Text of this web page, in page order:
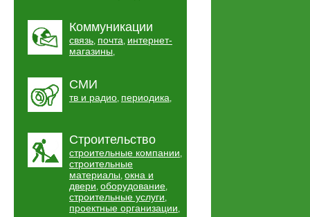
Коммуникации
связь, почта, интернет-
магазины,
СМИ
тв и радио, периодика,
Строительство
строительные компании,
строительные
материалы, окна и
двери, оборудование,
строительные услуги,
проектные организации,